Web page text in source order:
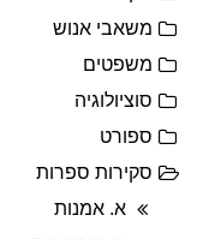
משאבי אנוש
משפטים
סוציולוגיה
ספורט
סקירות ספרות
א. אמנות